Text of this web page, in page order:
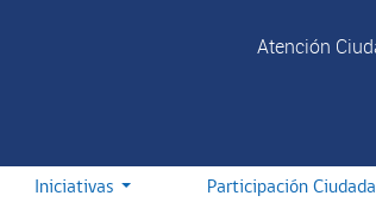
Atención
Iniciativas Participación